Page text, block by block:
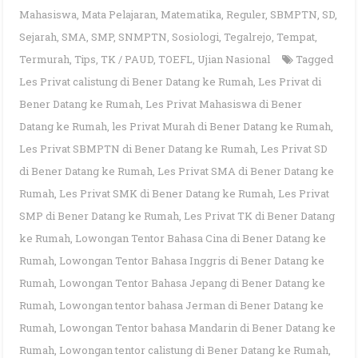
Mahasiswa, Mata Pelajaran, Matematika, Reguler, SBMPTN, SD,
Sejarah, SMA, SMP, SNMPTN, Sosiologi, Tegalrejo, Tempat,
Termurah, Tips, TK / PAUD, TOEFL, Ujian Nasional
Tagged
Les Privat calistung di Bener Datang ke Rumah, Les Privat di
Bener Datang ke Rumah, Les Privat Mahasiswa di Bener
Datang ke Rumah, les Privat Murah di Bener Datang ke Rumah,
Les Privat SBMPTN di Bener Datang ke Rumah, Les Privat SD
di Bener Datang ke Rumah, Les Privat SMA di Bener Datang ke
Rumah, Les Privat SMK di Bener Datang ke Rumah, Les Privat
SMP di Bener Datang ke Rumah, Les Privat TK di Bener Datang
ke Rumah, Lowongan Tentor Bahasa Cina di Bener Datang ke
Rumah, Lowongan Tentor Bahasa Inggris di Bener Datang ke
Rumah, Lowongan Tentor Bahasa Jepang di Bener Datang ke
Rumah, Lowongan tentor bahasa Jerman di Bener Datang ke
Rumah, Lowongan Tentor bahasa Mandarin di Bener Datang ke
Rumah, Lowongan tentor calistung di Bener Datang ke Rumah,